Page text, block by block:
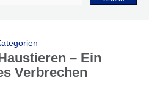
– Ein
Verbrechen